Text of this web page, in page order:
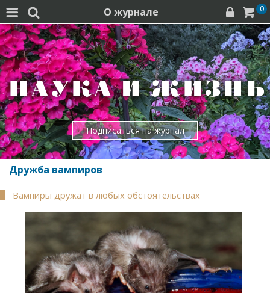
  О журнале   0
Подписаться на журнал
Дружба вампиров
Вампиры дружат в любых обстоятельствах